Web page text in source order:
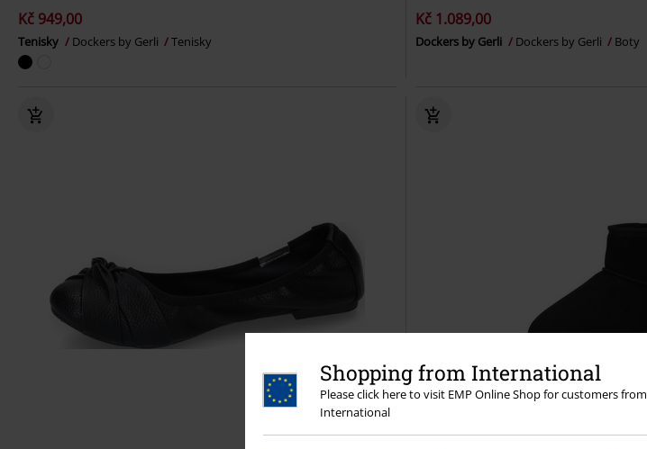
Shopping from International
Please click here to visit EMP Online Shop for customers from
International
Kč 949,00
Tenisky Dockers by Gerli Tenisky
Kč 1.089,00
Dockers by Gerli Dockers by Gerli Boty